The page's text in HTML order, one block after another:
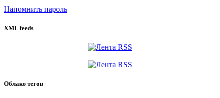
Напомнить пароль
XML feeds
Облако тегов